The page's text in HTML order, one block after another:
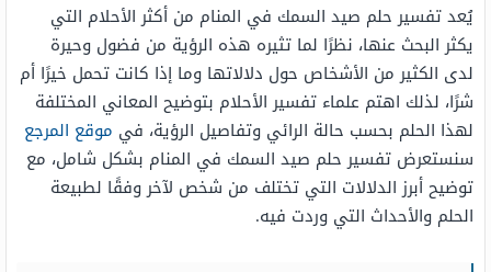
يُعد تفسير حلم صيد السمك في المنام من أكثر الأحلام التي
يكثر البحث عنها، نظرًا لما تثيره هذه الرؤية من فضول وحيرة
لدى الكثير من الأشخاص حول دلالاتها وما إذا كانت تحمل خيرًا أم
شرًا، لذلك اهتم علماء تفسير الأحلام بتوضيح المعاني المختلفة
لهذا الحلم بحسب حالة الرائي وتفاصيل الرؤية، في موقع المرجع
سنستعرض تفسير حلم صيد السمك في المنام بشكل شامل، مع
توضيح أبرز الدلالات التي تختلف من شخص لآخر وفقًا لطبيعة
الحلم والأحداث التي وردت فيه.